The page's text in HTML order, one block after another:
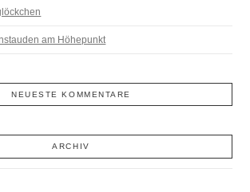
am Höhepunkt
NEUESTE KOMMENTARE
ARCHIV